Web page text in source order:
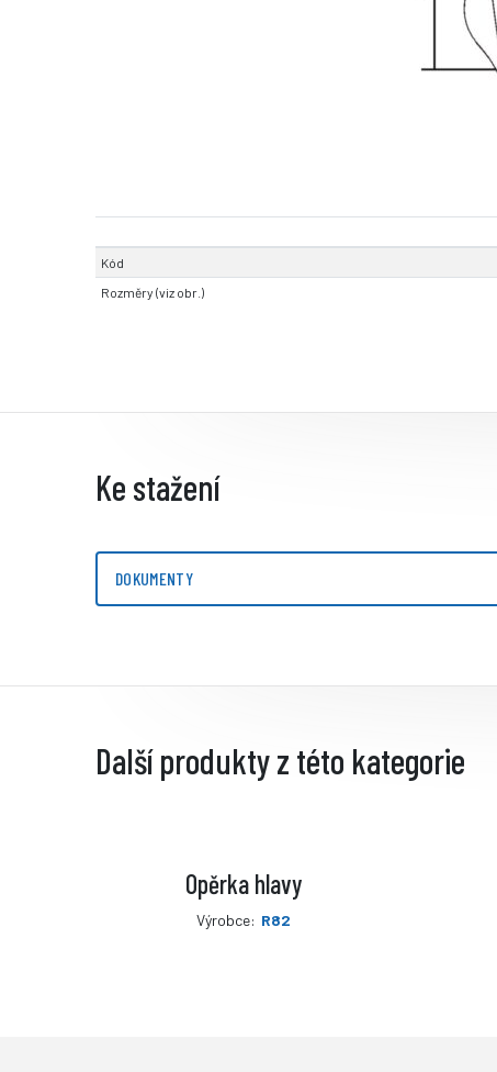
Kód
Rozměry (viz obr.)
Ke stažení
DOKUMENTY
Další produkty z této kategorie
Opěrka hlavy
Výrobce: R82